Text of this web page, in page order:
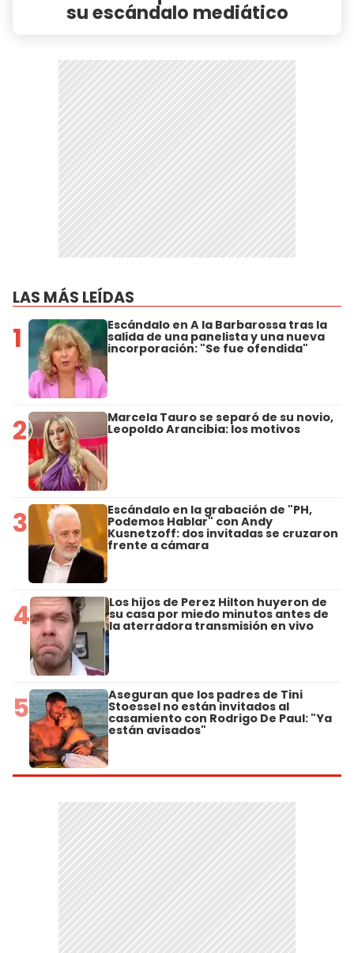
su escándalo mediático
LAS MÁS LEÍDAS
1 Escándalo en A la Barbarossa tras la
salida de una panelista y una nueva
incorporación: "Se fue ofendida"
2 Marcela Tauro se separó de su novio,
Leopoldo Arancibia: los motivos
3 Escándalo en la grabación de "PH,
Podemos Hablar" con Andy
Kusnetzoff: dos invitadas se cruzaron
frente a cámara
4 Los hijos de Perez Hilton huyeron de
su casa por miedo minutos antes de
la aterradora transmisión en vivo
5 Aseguran que los padres de Tini
Stoessel no están invitados al
casamiento con Rodrigo De Paul: "Ya
están avisados"